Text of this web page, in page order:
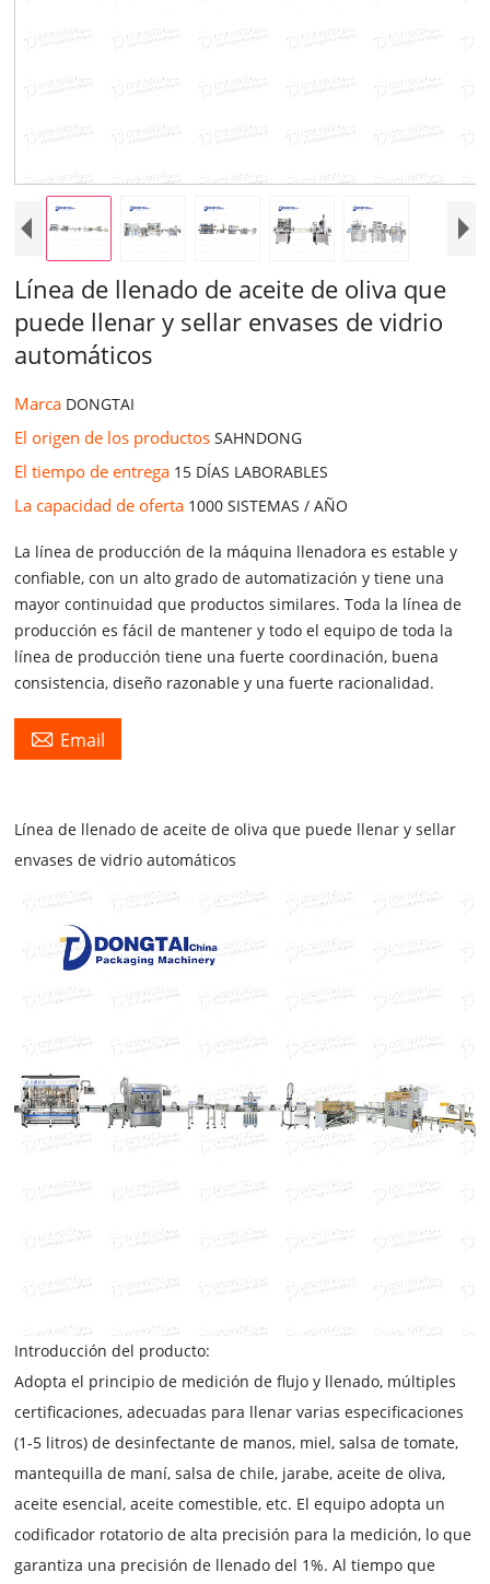
Línea de llenado de aceite de oliva que
puede llenar y sellar envases de vidrio
automáticos
Marca DONGTAI
El origen de los productosSAHNDONG
El tiempo de entrega 15 DÍAS LABORABLES
La capacidad de oferta 1000 SISTEMAS / AÑO
La línea de producción de la máquina llenadora es estable y
confiable, con un alto grado de automatización y tiene una
mayor continuidad que productos similares. Toda la línea de
producción es fácil de mantener y todo el equipo de toda la
línea de producción tiene una fuerte coordinación, buena
consistencia, diseño razonable y una fuerte racionalidad.
 Email
Línea de llenado de aceite de oliva que puede llenar y sellar
envases de vidrio automáticos
Introducción del producto:
Adopta el principio de medición de flujo y llenado, múltiples
certificaciones, adecuadas para llenar varias especificaciones
(1-5 litros) de desinfectante de manos, miel, salsa de tomate,
mantequilla de maní, salsa de chile, jarabe, aceite de oliva,
aceite esencial, aceite comestible, etc. El equipo adopta un
codificador rotatorio de alta precisión para la medición, lo que
garantiza una precisión de llenado del 1%. Al tiempo que